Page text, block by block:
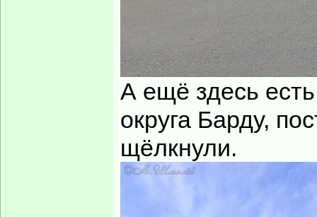
А ещё здесь
округа Барду,
щёлкнули.